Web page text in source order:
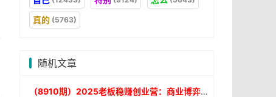
真的 (5763)
随机文章
（8910期）2025老板稳赚创业营：商业博弈中高级思维和生存策略，帮助创业者快速盈利